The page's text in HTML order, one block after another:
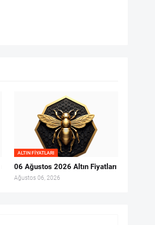
ALTIN FIYATLARI
06 Ağustos 2026 Altın Fiyatları
Ağustos 06, 2026